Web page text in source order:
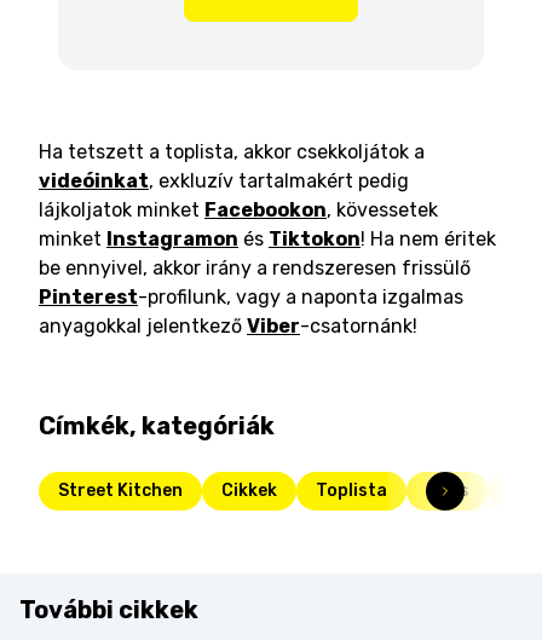
Ha tetszett a toplista, akkor csekkoljátok a
videóinkat, exkluzív tartalmakért pedig
lájkoljatok minket Facebookon, kövessetek
minket Instagramon és Tiktokon! Ha nem éritek
be ennyivel, akkor irány a rendszeresen frissülő
Pinterest-profilunk, vagy a naponta izgalmas
anyagokkal jelentkező Viber-csatornánk!
Címkék, kategóriák
Street Kitchen Cikkek Toplista Friss
További cikkek